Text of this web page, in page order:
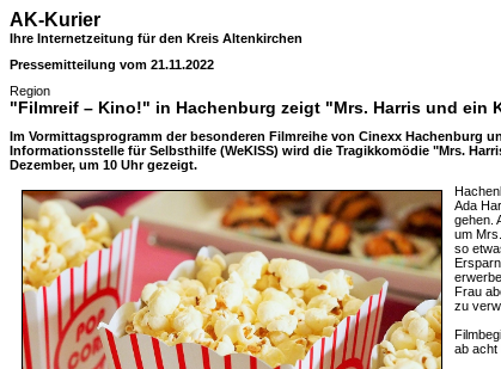
AK-Kurier
Ihre Internetzeitung für den Kreis Altenkirchen
Pressemitteilung vom 21.11.2022
Region
"Filmreif – Kino!" in Hachenburg zeigt "Mrs. Harris und ein
Im Vormittagsprogramm der besonderen Filmreihe von Cinexx Hachenburg
Informationsstelle für Selbsthilfe (WeKISS) wird die Tragikkomödie "Mrs.
Dezember, um 10 Uhr gezeigt.
Ada
gehen.
um
so
Frau
zu
ab acht